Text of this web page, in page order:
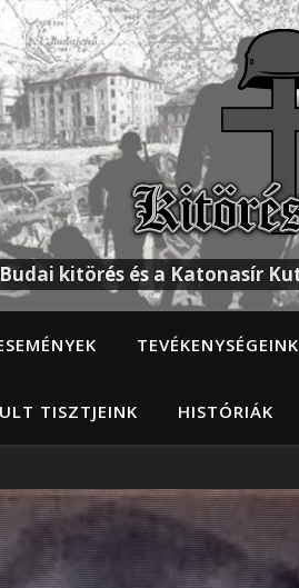
kitörés és a Katonasír
TEVÉKENYSÉGEINK
TISZTJEINK HISTÓRIÁK